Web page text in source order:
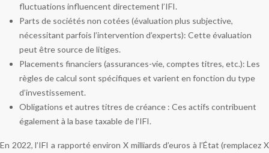
fluctuations influencent directement l’IFI.
Parts de sociétés non cotées (évaluation plus subjective,
nécessitant parfois l’intervention d’experts): Cette évaluation
peut être source de litiges.
Placements financiers (assurances-vie, comptes titres, etc.): Les
règles de calcul sont spécifiques et varient en fonction du type
d’investissement.
Obligations et autres titres de créance : Ces actifs contribuent
également à la base taxable de l’IFI.
En 2022, l’IFI a rapporté environ X milliards d’euros à l’État (remplacez X